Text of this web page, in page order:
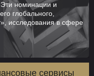
номинации и
глобального,
исследования в сфере
сервисы